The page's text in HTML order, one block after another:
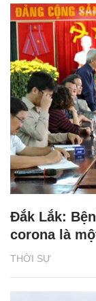
THỜI SỰ
Đắk Lắk:
corona là